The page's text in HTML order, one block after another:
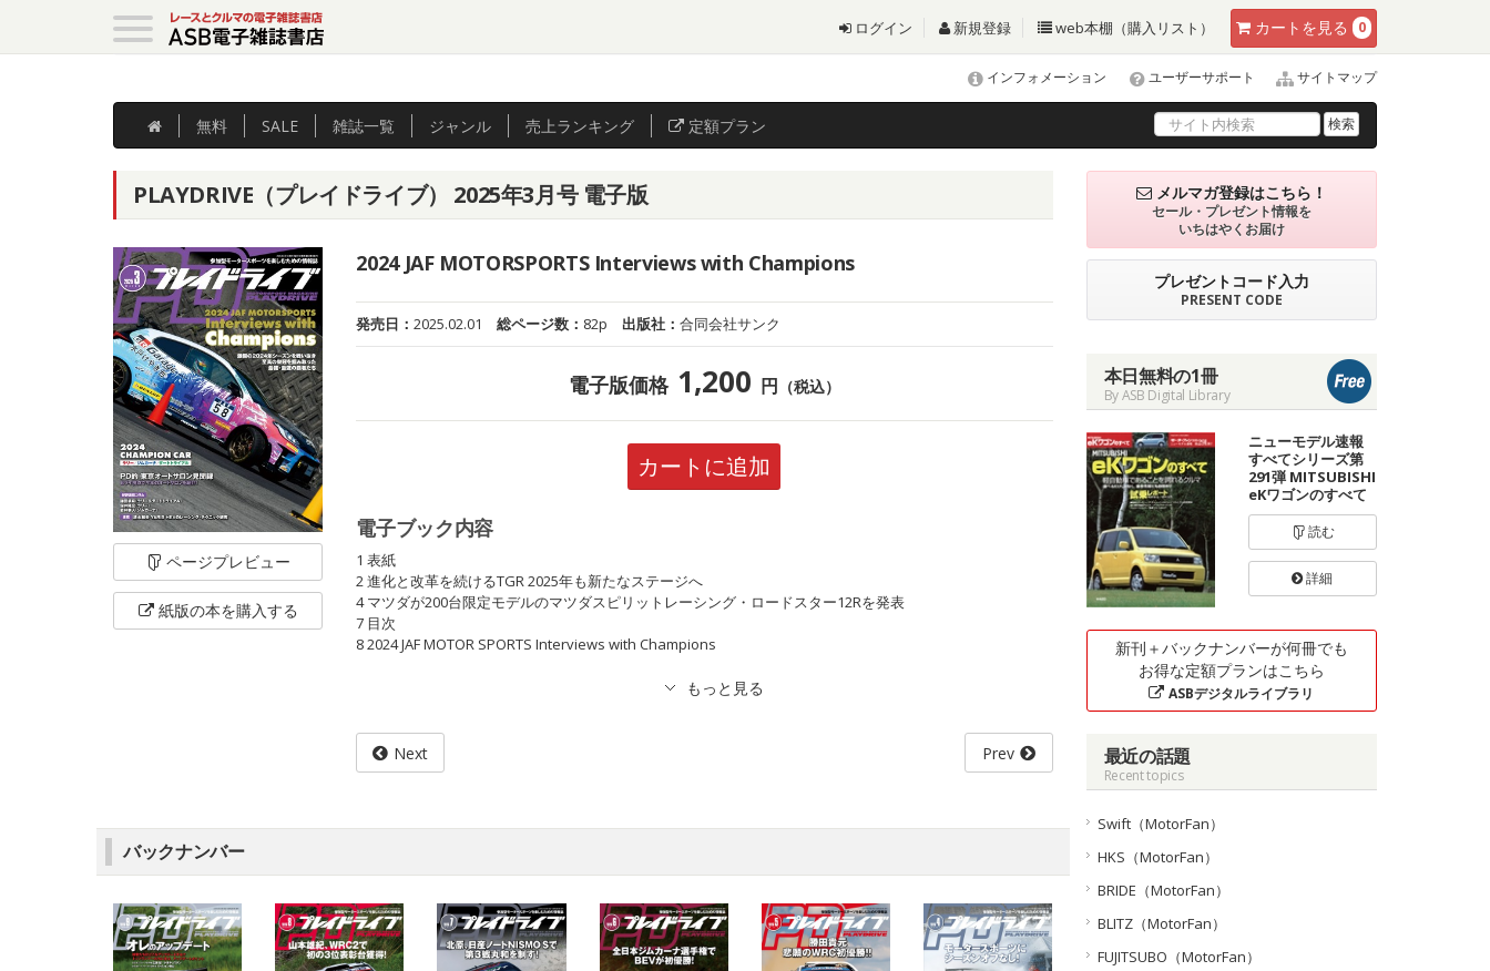
カート を見る 0
ログイン 新規登録 web本棚（購入リスト）
インフォメーション ユーザーサポート サイトマップ
無料 SALE 雑誌一覧 ジャンル 売上ランキング 定額プラン 検索
PLAYDRIVE（プレイドライブ） 2025年3月号 電子版
ページプレビュー
紙版の本を購入する
2024 JAF MOTORSPORTS Interviews with Champions
発売日：2025.02.01 総ページ数： 82p 出版社：合同会社サンク
電子版価格 1,200 円 （税込）
カートに追加
電子ブック内容
1 表紙
2 進化と改革を続けるTGR 2025年も新たなステージへ
4 マツダが200台限定モデルのマツダスピリットレーシング・ロードスター12Rを発表
7 目次
8 2024 JAF MOTOR SPORTS Interviews with Champions
Next Prev
バックナンバー
メルマガ登録はこちら！
セール・プレゼント情報を
いちはやくお届け
プレゼントコード入力
PRESENT CODE
本日無料の1冊
By ASB Digital Library
ニューモデル速報
すべてシリーズ第
291弾 MITSUBISHI
eKワゴンのすべて
読む
詳細
新刊＋バックナンバーが何冊でも
お得な定額プランはこちら
ASBデジタルライブラリ
最近の話題
Recent topics
Swift（MotorFan）
HKS（MotorFan）
BRIDE（MotorFan）
BLITZ（MotorFan）
FUJITSUBO（MotorFan）